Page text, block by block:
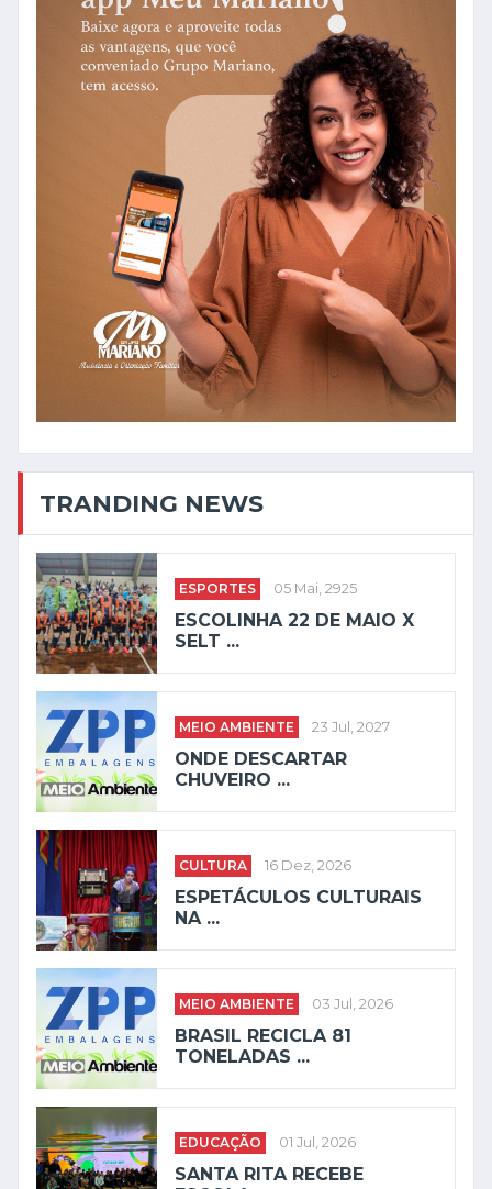
TRANDING NEWS
ESPORTES 05 Mai, 2925
ESCOLINHA 22 DE MAIO X
SELT ...
MEIO AMBIENTE 23 Jul, 2027
ONDE DESCARTAR
CHUVEIRO ...
CULTURA 16 Dez, 2026
ESPETÁCULOS CULTURAIS
NA ...
MEIO AMBIENTE 03 Jul, 2026
BRASIL RECICLA 81
TONELADAS ...
EDUCAÇÃO 01 Jul, 2026
SANTA RITA RECEBE